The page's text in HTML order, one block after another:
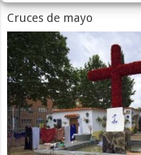
Cruces de mayo